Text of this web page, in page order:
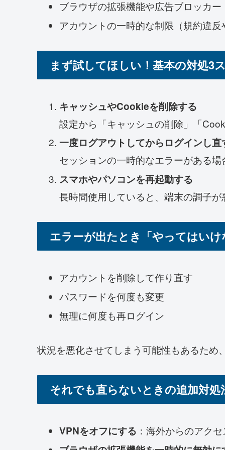
ブラウザの拡張機能や広告ブロッカー
アカウントの一時的な制限（規約違
まず試してほしい！基本の対処3
キャッシュやCookieを削除する
設定から「キャッシュの削除」「
一度ログアウトしてからログインし直
セッションの一時的なエラーがある
スマホやパソコンを再起動する
長時間使用していると、端末の調子
エラーが出たとき「やってはい
アカウントを削除して作り直す
パスワードを何度も変更
無理に何度も再ログイン
状況を悪化させてしまう可能性もあるた
それでも直らないときの追加対処
VPNをオフにする ：海外からのアク